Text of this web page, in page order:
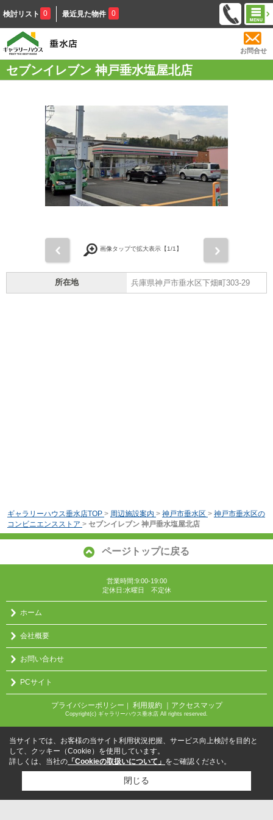
検討リスト 0 最近見た物件 0
お問合せ
セブンイレブン 神戸垂水塩屋北店
画像タップで拡大表示【1/1】
所在地 兵庫県神戸市垂水区下畑町303-29
ギャラリーハウス垂水店TOP > 周辺施設案内 > 神戸市垂水区 > 神戸市垂水区の
コンビニエンスストア > セブンイレブン 神戸垂水塩屋北店
ページトップに戻る
営業時間:9:00-19:00
定休日:水曜日 不定休
ホーム
会社概要
お問い合わせ
PCサイト
プライバシーポリシー ｜ 利用規約 ｜アクセスマップ
Copyright(c) ギャラリーハウス垂水店 All rights reserved.
当サイトでは、お客様の当サイト利用状況把握、サービス向上検討を目的と
して、クッキー（Cookie）を使用しています。
詳しくは、当社の 「Cookieの取扱いについて」 をご確認ください。
閉じる